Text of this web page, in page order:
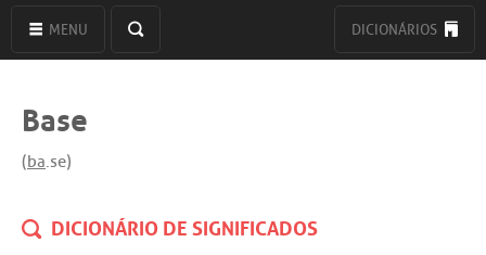
MENU DICIONÁRIOS
Base
(ba.se)
DICIONÁRIO DE SIGNIFICADOS